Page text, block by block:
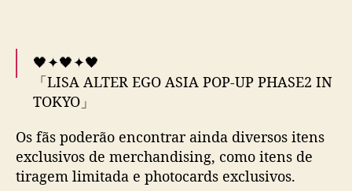
d
L
i
s
🖤✦🖤✦🖤
「LISA ALTER EGO ASIA POP-UP PHASE2 IN
TOKYO」
🖤✦🖤✦🖤
BLACKPINK・LISAのソロアルバム『ALTER
Os fãs poderão encontrar ainda diversos itens
exclusivos de merchandising, como itens de
tiragem limitada e photocards exclusivos.